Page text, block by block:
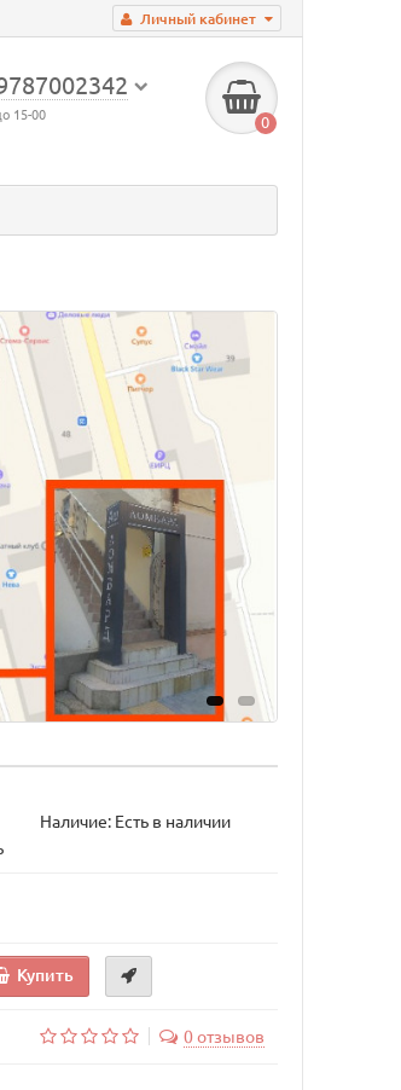
Личный кабинет
15-00 0
Наличие: Есть в наличии
Купить
0 отзывов